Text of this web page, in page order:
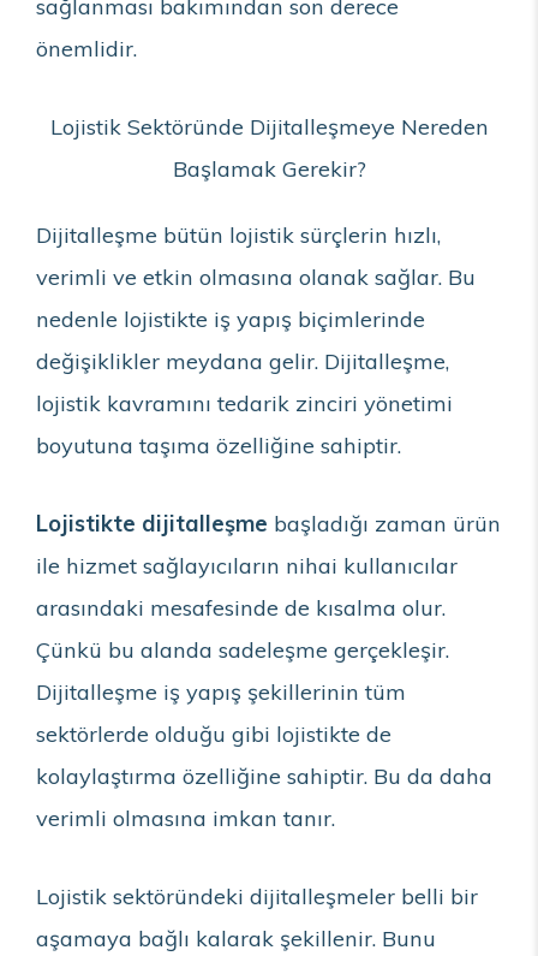
sağlanması bakımından son derece
önemlidir.
Lojistik Sektöründe Dijitalleşmeye Nereden
Başlamak Gerekir?
Dijitalleşme bütün lojistik sürçlerin hızlı,
verimli ve etkin olmasına olanak sağlar. Bu
nedenle lojistikte iş yapış biçimlerinde
değişiklikler meydana gelir. Dijitalleşme,
lojistik kavramını tedarik zinciri yönetimi
boyutuna taşıma özelliğine sahiptir.
Lojistikte dijitalleşme başladığı zaman ürün
ile hizmet sağlayıcıların nihai kullanıcılar
arasındaki mesafesinde de kısalma olur.
Çünkü bu alanda sadeleşme gerçekleşir.
Dijitalleşme iş yapış şekillerinin tüm
sektörlerde olduğu gibi lojistikte de
kolaylaştırma özelliğine sahiptir. Bu da daha
verimli olmasına imkan tanır.
Lojistik sektöründeki dijitalleşmeler belli bir
aşamaya bağlı kalarak şekillenir. Bunu